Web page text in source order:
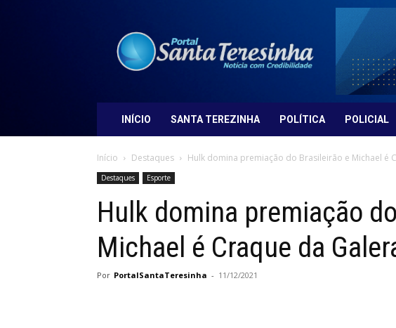
Santa
Teresinha
INÍCIO SANTA TEREZINHA POLÍTICA POLICIAL
Início Destaques Hulk domina premiação do Brasileirão e Michael é
Destaques Esporte
Hulk domina premiação
Michael é Craque da
Por PortalSantaTeresinha - 11/12/2021